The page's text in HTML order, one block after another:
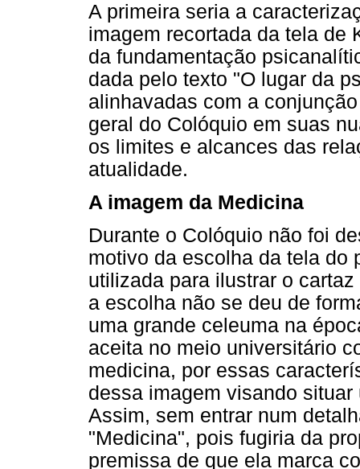
A primeira seria a
imagem recortada da tela de
da fundamentação
dada pelo texto "O lugar da
alinhavadas com a
geral do Colóquio em suas
os limites e alcances das
atualidade.
A imagem da Medicina
Durante o Colóquio não foi
motivo da escolha da tela do
utilizada para ilustrar o
a escolha não se deu de
uma grande celeuma na
aceita no meio universitário
medicina, por essas
dessa imagem visando
Assim, sem entrar num
"Medicina", pois fugiria da
premissa de que ela marca